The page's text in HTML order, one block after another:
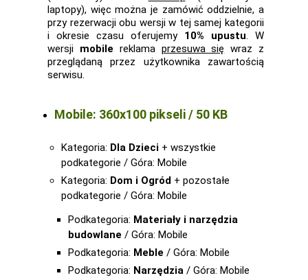
laptopy), więc można je zamówić oddzielnie, a
przy rezerwacji obu wersji w tej samej kategorii
i okresie czasu oferujemy 10% upustu. W
wersji mobile reklama przesuwa się wraz z
przeglądaną przez użytkownika zawartością
serwisu.
Mobile: 360x100 pikseli / 50 KB
Kategoria: Dla Dzieci + wszystkie
podkategorie / Góra: Mobile
Kategoria: Dom i Ogród + pozostałe
podkategorie / Góra: Mobile
Podkategoria: Materiały i narzędzia
budowlane / Góra: Mobile
Podkategoria: Meble / Góra: Mobile
Podkategoria: Narzędzia / Góra: Mobile